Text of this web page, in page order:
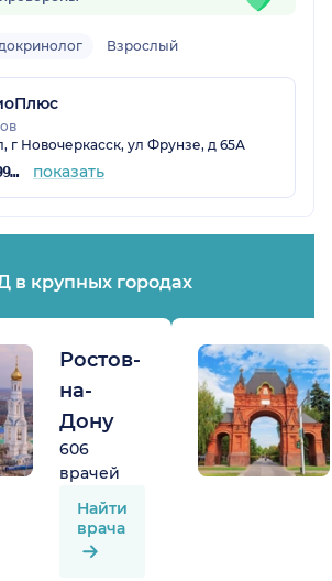
Взрослый
г Новочеркасск, ул Фрунзе, д 65А
+7 (938) 100-99-51 показать
в крупных городах
Ростов-
на-
Дону
606
врачей
Найти
врача